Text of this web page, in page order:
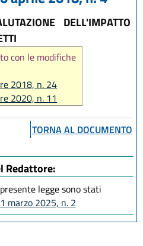
DELL'IMPATTO
con le modifiche
2018, n. 24
2020, n. 11
2024, n. 7
n. 9
TORNA AL DOCUMENTO
Redattore:
legge sono stati
marzo 2025, n. 2